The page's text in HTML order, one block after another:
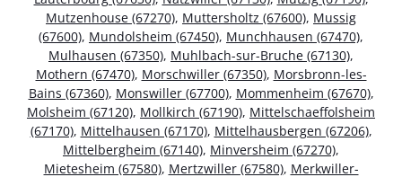
Mutzenhouse (67270), Muttersholtz (67600), Mussig
(67600), Mundolsheim (67450), Munchhausen (67470),
Mulhausen (67350), Muhlbach-sur-Bruche (67130),
Mothern (67470), Morschwiller (67350), Morsbronn-les-
Bains (67360), Monswiller (67700), Mommenheim (67670),
Molsheim (67120), Mollkirch (67190), Mittelschaeffolsheim
(67170), Mittelhausen (67170), Mittelhausbergen (67206),
Mittelbergheim (67140), Minversheim (67270),
Mietesheim (67580), Mertzwiller (67580), Merkwiller-